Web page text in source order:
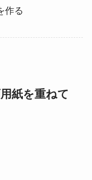
紙を重ねて